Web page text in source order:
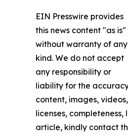
EIN Presswire provides
this news content "as is"
without warranty of any
kind. We do not accept
any responsibility or
liability for the
content, images, videos,
licenses,
article, kindly contact